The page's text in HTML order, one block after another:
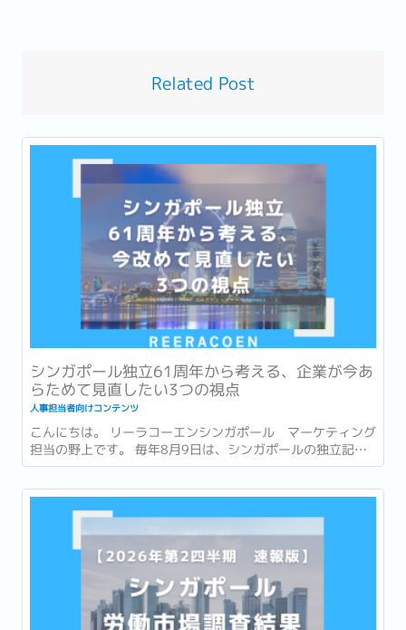
Related Post
シンガポール独立61周年から考える、企業が今あ
らためて見直したい3つの視点
人事担当者向けコンテンツ
こんにちは。 リーラコーエンシンガポール マーケティング
担当の野上です。 毎年8月9日は、シンガポールの独立記念
日 (National Day) です。 今年2026年は独立から61周年を
迎える年です。 街中には国旗や記念装飾が並び、毎年恒例の
National Day Parade...